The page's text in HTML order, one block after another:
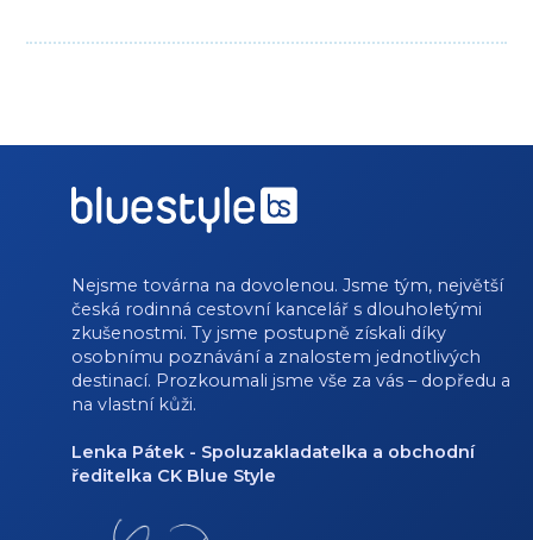
Nejsme továrna na dovolenou. Jsme tým, největší
česká rodinná cestovní kancelář s dlouholetými
zkušenostmi. Ty jsme postupně získali díky
osobnímu poznávání a znalostem jednotlivých
destinací. Prozkoumali jsme vše za vás – dopředu a
na vlastní kůži.
Lenka Pátek - Spoluzakladatelka a obchodní
ředitelka CK Blue Style